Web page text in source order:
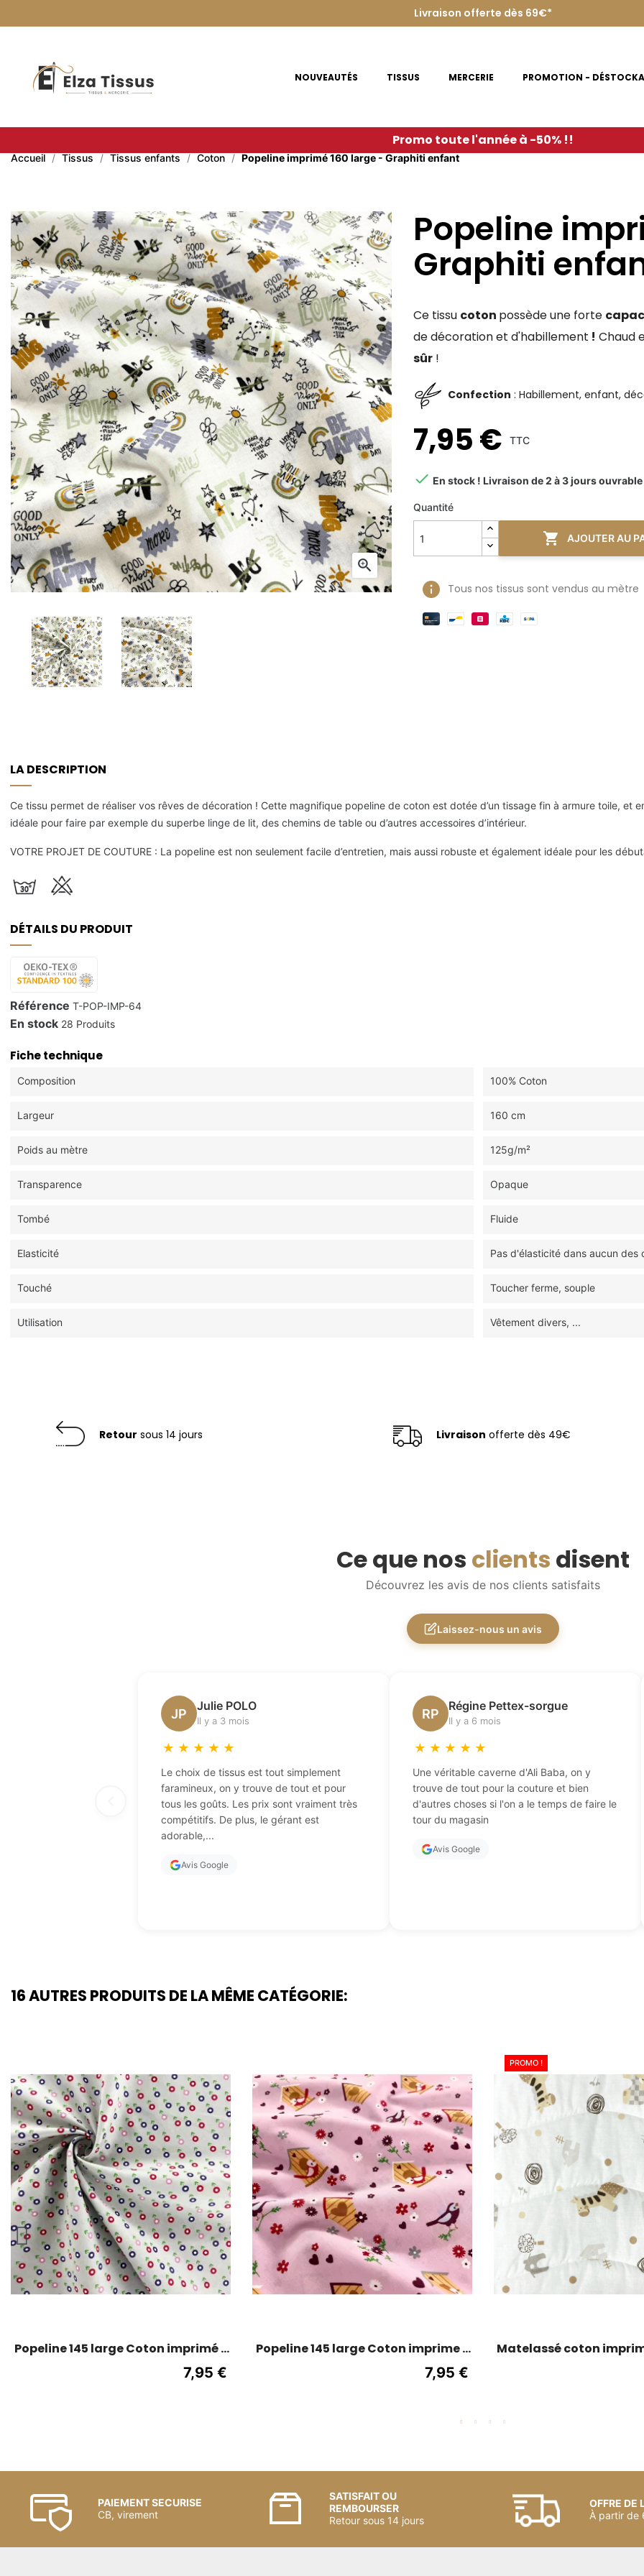
Livraison offerte dès 69€*
NOUVEAUTÉS TISSUS MERCERIE PROMOTION -
Promo toute l'année à -50% !!
Accueil Tissus Tissus enfants Coton Popeline imprimé 160 large - Graphiti enfant

Popeline
Graphiti
Ce tissu coton possède une forte
de décoration et d'habillement ! Chaud
sûr !
Confection : Habillement, enfant,
7,95 € TTC
 En stock ! Livraison de 2 à 3 jours ouvrable
Quantité
 AJOUTER AU
Tous nos tissus sont vendus au mètre
LA DESCRIPTION
Ce tissu permet de réaliser vos rêves de décoration ! Cette magnifique popeline de coton est dotée d’un tissage fin à armure toile, et
idéale pour faire par exemple du superbe linge de lit, des chemins de table ou d’autres accessoires d’intérieur.
VOTRE PROJET DE COUTURE : La popeline est non seulement facile d’entretien, mais aussi robuste et également idéale pour les
DÉTAILS DU PRODUIT
Référence T-POP-IMP-64
En stock 28 Produits
Fiche technique
Composition 100% Coton
Largeur 160 cm
Poids au mètre 125g/m²
Transparence Opaque
Tombé Fluide
Elasticité Pas d'élasticité dans aucun des
Touché Toucher ferme, souple
Utilisation Vêtement divers, ...
Retour sous 14 jours Livraison offerte dès 49€
Ce que nos clients disent
Découvrez les avis de nos clients satisfaits
Laissez-nous un avis
JP
Julie POLO
Il y a 3 mois
★ ★ ★ ★ ★
Le choix de tissus est tout simplement
faramineux, on y trouve de tout et pour
tous les goûts. Les prix sont vraiment très
compétitifs. De plus, le gérant est
adorable,...
Avis Google
RP
Régine Pettex-sorgue
Il y a 6 mois
★ ★ ★ ★ ★
Une véritable caverne d'Ali Baba, on y
trouve de tout pour la couture et bien
d'autres choses si l'on a le temps de faire le
tour du magasin
Avis Google
16 AUTRES PRODUITS DE LA MÊME CATÉGORIE:
Popeline 145 large Coton imprimé -
Petite billes - Gris moyen
7,95 €
Popeline 145 large Coton imprime -
Maisonnette d'oiseaux - Rose
7,95 €
PROMO !
Matelassé coton
PAIEMENT SECURISE
CB, virement
SATISFAIT OU
REMBOURSER
Retour sous 14 jours
OFFRE DE
À partir de